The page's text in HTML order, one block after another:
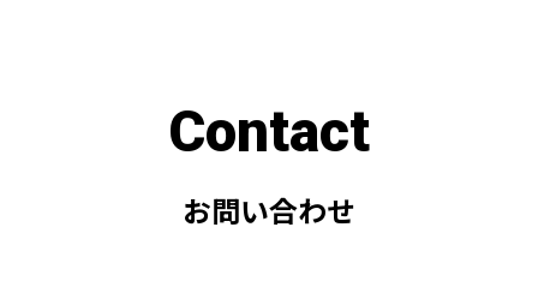
Contact
お問い合わせ